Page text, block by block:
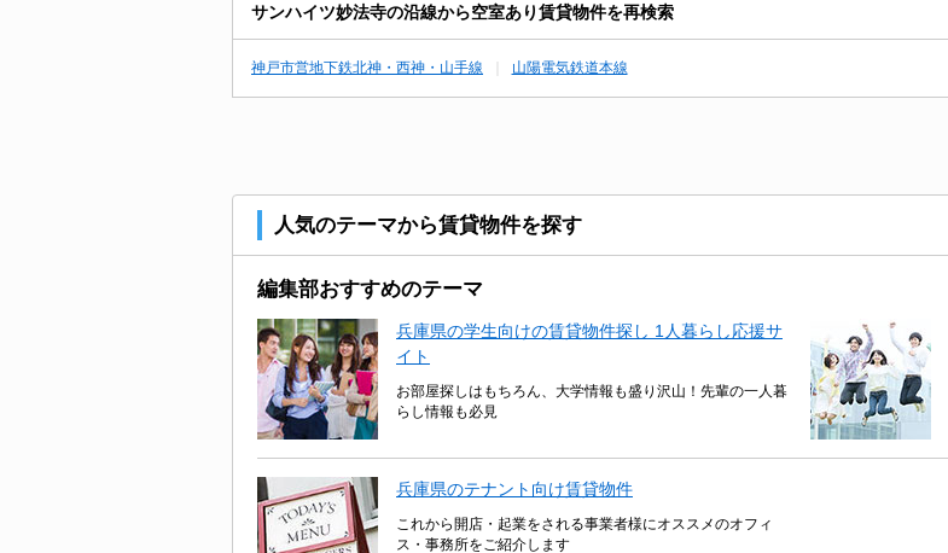
サンハイツ妙法寺の沿線から空室あり賃貸物件を再検索
神戸市営地下鉄北神・西神・山手線 山陽電気鉄道本線
人気のテーマから賃貸物件を探す
編集部おすすめのテーマ
兵庫県の学生向けの賃貸物件探し 1人暮らし応援サ
イト
お部屋探しはもちろん、大学情報も盛り沢山！先輩の一人暮
らし情報も必見
兵庫県のテナント向け賃貸物件
これから開店・起業をされる事業者様にオススメのオフィ
ス・事務所をご紹介します